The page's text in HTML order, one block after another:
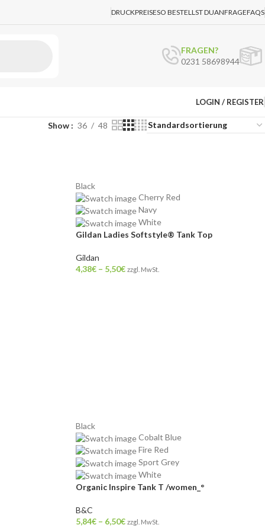
DRUCKPREISESO BESTELLST DUANFRAGEFAQS
FRAGEN?
0231 58698944
LOGIN / REGISTER
Show 36 48
Black
Cherry Red
Navy
White
Gildan Ladies Softstyle® Tank Top
Gildan
4,38€ – 5,50€ zzgl. MwSt.
Black
Cobalt Blue
Fire Red
Sport Grey
White
Organic Inspire Tank T /women_°
B&C
5,84€ – 6,50€ zzgl. MwSt.